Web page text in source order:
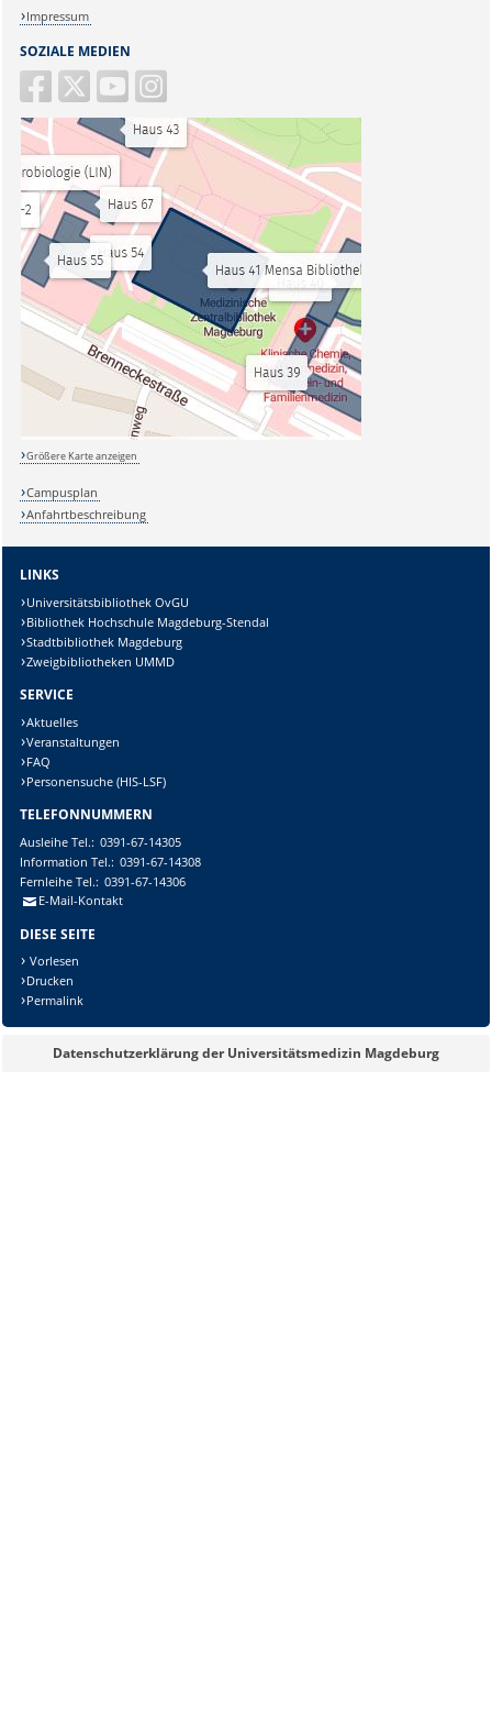
SOZIALE MEDIEN
Impressum
Größere Karte anzeigen
Campusplan
Anfahrtbeschreibung
LINKS
Universitätsbibliothek OvGU
Bibliothek Hochschule Magdeburg-Stendal
Stadtbibliothek Magdeburg
Zweigbibliotheken UMMD
SERVICE
Aktuelles
Veranstaltungen
FAQ
Personensuche (HIS-LSF)
TELEFONNUMMERN
AusleiheTel.: 0391-67-14305
Information Tel.: 0391-67-14308
FernleiheTel.: 0391-67-14306
E-Mail-Kontakt
DIESE SEITE
Vorlesen
Drucken
Permalink
Datenschutzerklärung der Universitätsmedizin Magdeburg